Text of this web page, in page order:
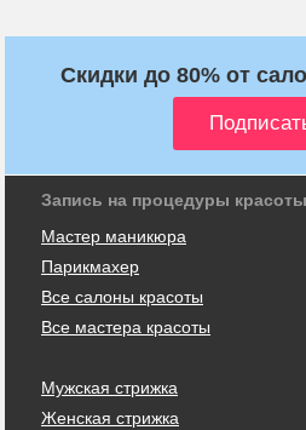
Скидки до 80% от
Запись на процедуры
Мастер маникюра
Парикмахер
Все салоны красоты
Все мастера красоты
Мужская стрижка
Женская стрижка